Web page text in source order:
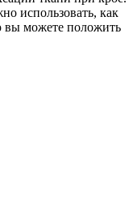
использовать, как
вы можете положить